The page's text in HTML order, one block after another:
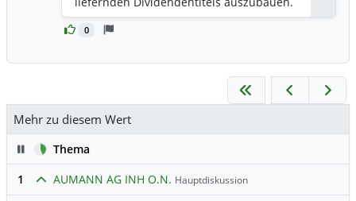
0
Mehr zu diesem Wert
PauseThema
1
AUMANN AG INH O.N. Hauptdiskussion